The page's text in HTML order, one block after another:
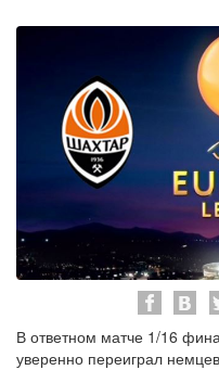
В ответном матче 1/16
уверенно переиграл